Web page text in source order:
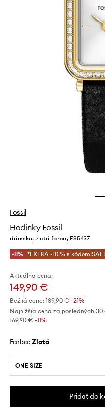
Fossil
Hodinky Fossil
dámske, zlatá farba, ES5437
-11% *EXTRA -10 % s
Aktuálna cena:
149,90 €
Bežná cena: 189,90 € -21%
Najnižšia cena za posledných
169,90 € -11%
Farba: zlatá
ONE SIZE
Pridať do